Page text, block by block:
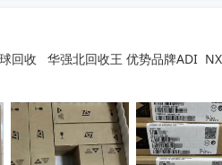
回收   华强北回收王 优势品牌ADI